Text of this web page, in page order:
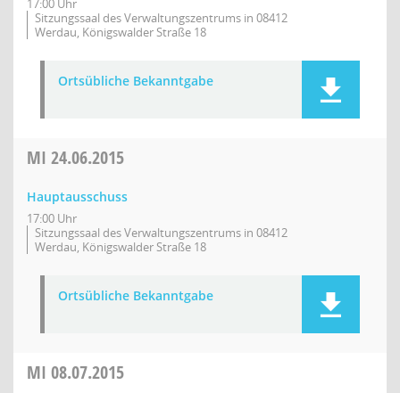
17:00 Uhr
Sitzungssaal des Verwaltungszentrums in 08412
Werdau, Königswalder Straße 18
Ortsübliche Bekanntgabe
MI 24.06.2015
Hauptausschuss
17:00 Uhr
Sitzungssaal des Verwaltungszentrums in 08412
Werdau, Königswalder Straße 18
Ortsübliche Bekanntgabe
MI 08.07.2015